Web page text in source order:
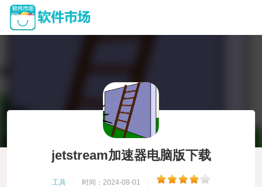
jetstream加速器电脑版下载
工具 时间：2024-08-01